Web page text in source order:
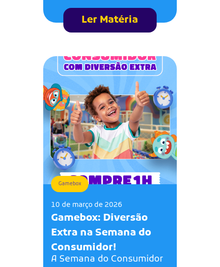
Ler Matéria
Gamebox
10 de março de 2026
Gamebox: Diversão
Extra na Semana do
Consumidor!
A Semana do Consumidor